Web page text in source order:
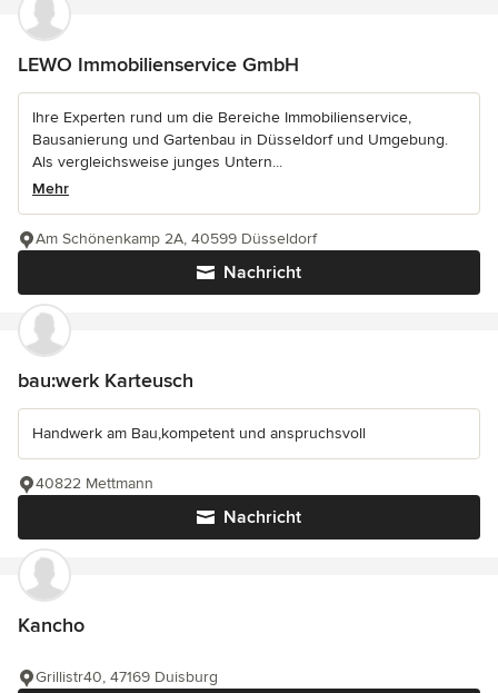
LEWO Immobilienservice GmbH
Ihre Experten rund um die Bereiche Immobilienservice,
Bausanierung und Gartenbau in Düsseldorf und Umgebung.
Als vergleichsweise junges Untern...
Mehr
Nachricht
Am Schönenkamp 2A, 40599 Düsseldorf
bau:werk Karteusch
Handwerk am Bau,kompetent und anspruchsvoll
Nachricht
40822 Mettmann
Kancho
Grillistr40, 47169 Duisburg